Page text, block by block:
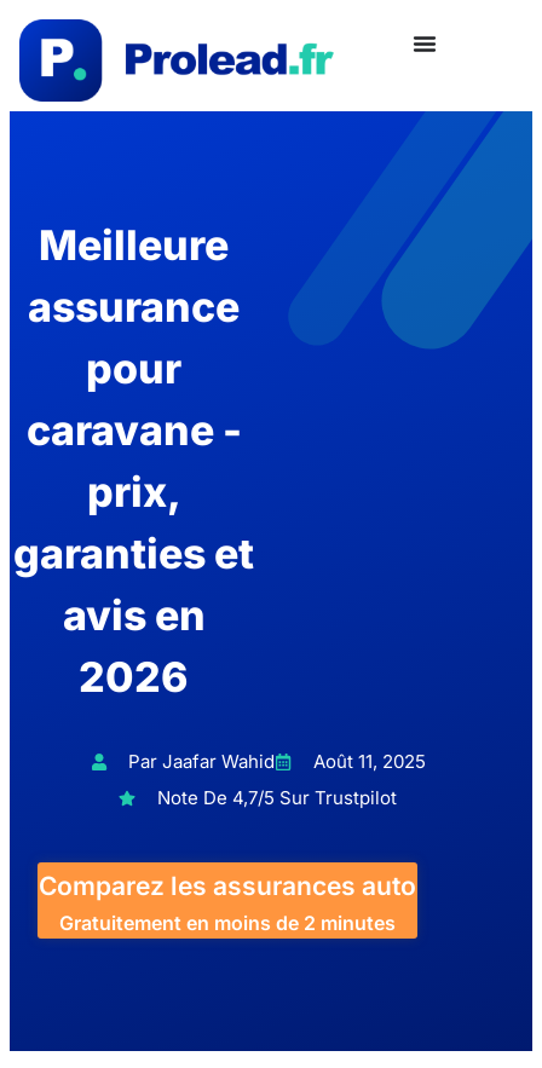
Meilleure
assurance
pour
caravane -
prix,
garanties et
avis en
2026
Par Jaafar Wahid
Août 11, 2025
Note De 4,7/5 Sur Trustpilot
Comparez les assurances auto
Gratuitement en moins de 2 minutes